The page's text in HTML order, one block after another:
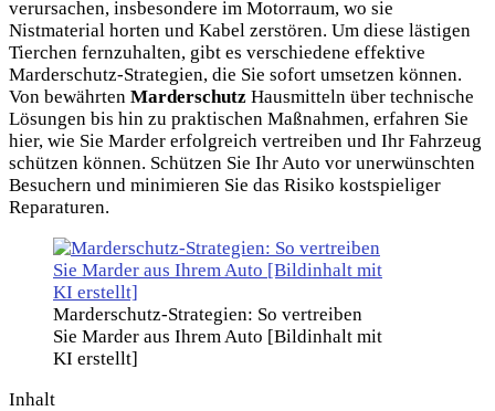
verursachen, insbesondere im Motorraum, wo sie
Nistmaterial horten und Kabel zerstören. Um diese lästigen
Tierchen fernzuhalten, gibt es verschiedene effektive
Marderschutz-Strategien, die Sie sofort umsetzen können.
Von bewährten Marderschutz Hausmitteln über technische
Lösungen bis hin zu praktischen Maßnahmen, erfahren Sie
hier, wie Sie Marder erfolgreich vertreiben und Ihr Fahrzeug
schützen können. Schützen Sie Ihr Auto vor unerwünschten
Besuchern und minimieren Sie das Risiko kostspieliger
Reparaturen.
Marderschutz-Strategien: So vertreiben
Sie Marder aus Ihrem Auto [Bildinhalt mit
KI erstellt]
Inhalt